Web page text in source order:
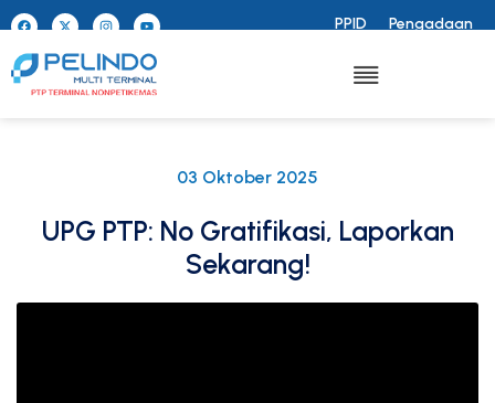
PPID Pengadaan
03 Oktober 2025
UPG PTP: No Gratifikasi, Laporkan
Sekarang!